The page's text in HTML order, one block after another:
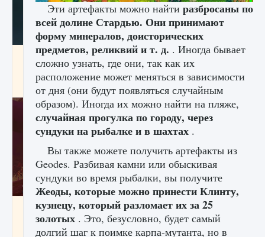
Как проверить статус сервера Delta Force
Hawk Ops
9 августа 2024
Как приручить существ джунглей Нари в
игре Creatures of Ava
Эти артефакты можно найти разбросаны по
всей долине Стардью. Они принимают
форму минералов, доисторических
предметов, реликвий и т. д. . Иногда бывает
сложно узнать, где они, так как их
расположение может меняться в зависимости
от дня (они будут появляться случайным
образом). Иногда их можно найти на пляже,
случайная прогулка по городу, через
сундуки на рыбалке и в шахтах .
Вы также можете получить артефакты из
Geodes. Разбивая камни или обыскивая
сундуки во время рыбалки, вы получите
Жеоды, которые можно принести Клинту,
кузнецу, который разломает их за 25
золотых . Это, безусловно, будет самый
долгий шаг к поимке карпа-мутанта, но в